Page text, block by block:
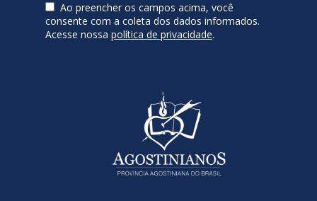
Ao preencher os campos acima, você
consente com a coleta dos dados informados.
Acesse nossa política de privacidade.